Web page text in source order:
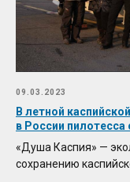
09.03.2023
В летной
в России
«Душа Каспия» —
сохранению